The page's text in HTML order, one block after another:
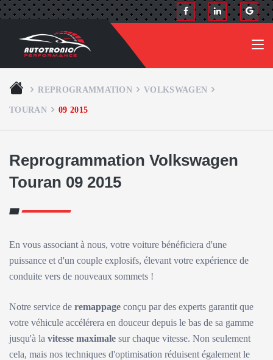
REPROGRAMMATION VOLKSWAGEN
TOURAN 09 2015
Reprogrammation Volkswagen
Touran 09 2015
En vous associant à nous, votre voiture bénéficiera d'une
puissance et d'un couple explosifs, élevant votre expérience de
conduite vers de nouveaux sommets !
Notre service de remappage conçu par des experts garantit que
votre véhicule accélérera en douceur depuis le bas de sa gamme
jusqu'à la vitesse maximale sur chaque vitesse. Non seulement
cela, mais nos techniques d'optimisation réduisent également le